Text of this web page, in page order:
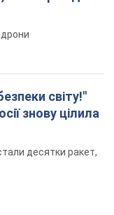
світу!"
знову цілила
десятки ракет,